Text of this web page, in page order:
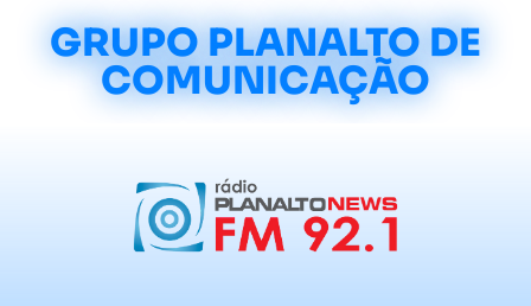
GRUPO PLANALTO DE
COMUNICAÇÃO